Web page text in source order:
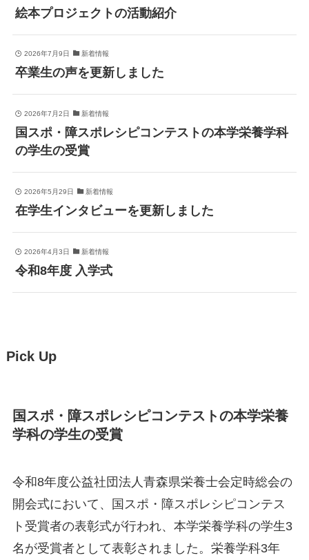
絵本プロジェクトの活動紹介
2026年7月9日 新着情報
卒業生の声を更新しました
2026年7月2日 新着情報
国スポ・障スポレシピコンテストの本学栄養学科
の学生の受賞
2026年5月29日 新着情報
在学生インタビューを更新しました
2026年4月3日 新着情報
令和8年度 入学式
Pick Up
国スポ・障スポレシピコンテストの本学栄養
学科の学生の受賞
令和8年度公益社団法人青森県栄養士会定時総会の
開会式において、国スポ・障スポレシピコンテス
ト受賞者の表彰式が行われ、本学栄養学科の学生3
名が受賞者として表彰されました。栄養学科3年